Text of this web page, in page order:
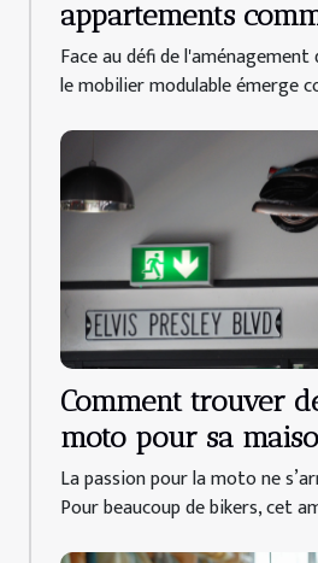
appartements
maximiser l'espace
compromettre le
Face au défi de
le mobilier modulable émerge
Comment trouver
moto pour sa
La passion pour la moto ne
Pour beaucoup de bikers, cet